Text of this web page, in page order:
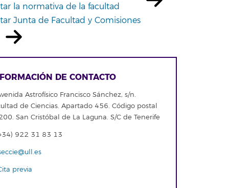
la normativa de la facultad
Junta de Facultad y Comisiones
DE CONTACTO
Astrofísico Francisco Sánchez, s/n.
de Ciencias. Apartado 456. Código postal
San Cristóbal de La Laguna. S/C de Tenerife
922 31 83 13
previa